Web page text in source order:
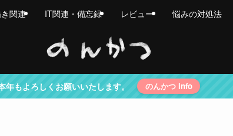
関連 IT関連・備忘録 レビュー 悩みの対処法
年もよろしくお願いいたします。 のんかつ info